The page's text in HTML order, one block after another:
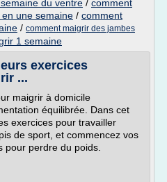
du ventre / comment
une semaine / comment
/ comment maigrir des jambes
1 semaine
exercices
...
maigrir à domicile
équilibrée. Dans cet
exercices pour travailler
de sport, et commencez vos
pour perdre du poids.